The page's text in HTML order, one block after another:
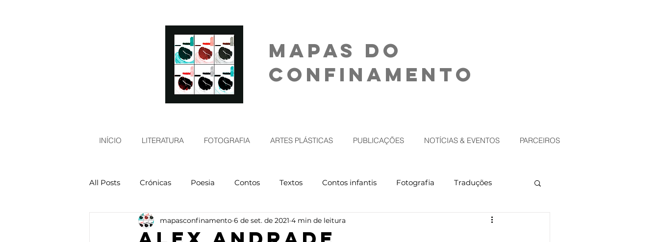
MAPAS DO
CONFINAMENTO
INÍCIO LITERATURA FOTOGRAFIA ARTES PLÁSTICAS PUBLICAÇÕES NOTÍCIAS & EVENTOS PARCEIROS
All Posts Crónicas Poesia Contos Textos Contos infantis Fotografia Traduções
Artes Plásticas
mapasconfinamento 6 de set. de 2021 4 min de leitura